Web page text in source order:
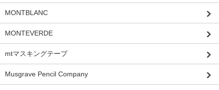
MONTBLANC
MONTEVERDE
mtマスキングテープ
Musgrave Pencil Company